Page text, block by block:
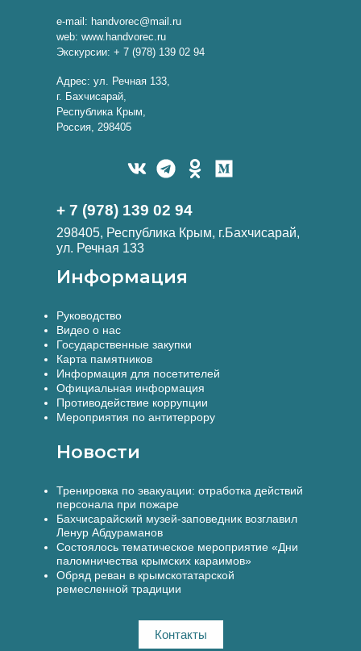
e-mail: handvorec@mail.ru
web: www.handvorec.ru
Экскурсии: + 7 (978) 139 02 94
Адрес: ул. Речная 133,
г. Бахчисарай,
Республика Крым,
Россия, 298405
+ 7 (978) 139 02 94
298405, Республика Крым, г.Бахчисарай,
ул. Речная 133
Информация
Руководство
Видео о нас
Государственные закупки
Карта памятников
Информация для посетителей
Официальная информация
Противодействие коррупции
Мероприятия по антитеррору
Новости
Тренировка по эвакуации: отработка действий
персонала при пожаре
Бахчисарайский музей-заповедник возглавил
Ленур Абдураманов
Состоялось тематическое мероприятие «Дни
паломничества крымских караимов»
Обряд реван в крымскотатарской
ремесленной традиции
Контакты